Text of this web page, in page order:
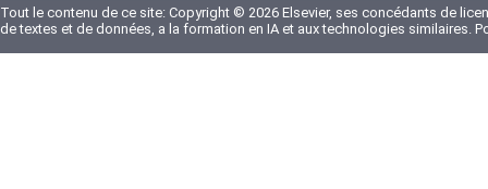
Tout le contenu de ce site: Copyright © 2026 Elsevier, ses concédants de
de textes et de données, a la formation en IA et aux technologies similaires.